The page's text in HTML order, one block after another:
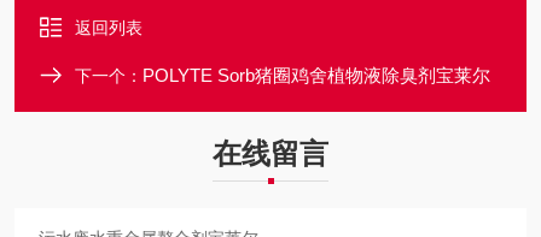
返回列表
下一个： POLYTE Sorb猪圈鸡舍植物液除臭剂宝莱尔
在线留言